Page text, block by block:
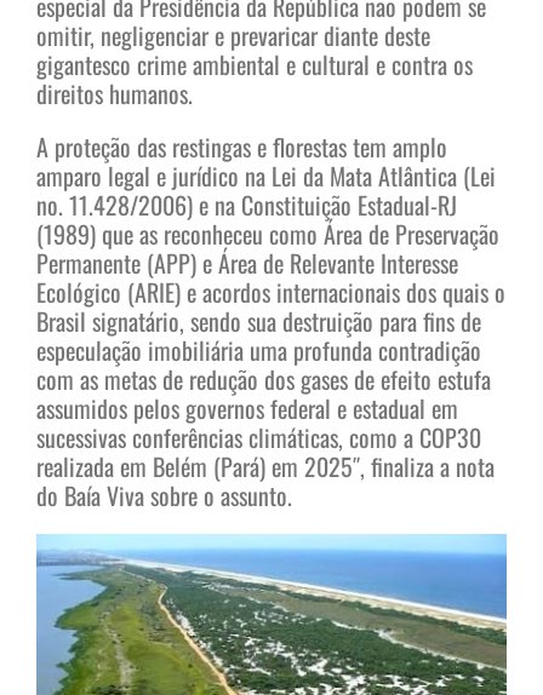
omitir, negligenciar e prevaricar diante deste
gigantesco crime ambiental e cultural e contra os
direitos humanos.
A proteção das restingas e florestas tem amplo
amparo legal e jurídico na Lei da Mata Atlântica (Lei
no. 11.428/2006) e na Constituição Estadual-RJ
(1989) que as reconheceu como Área de Preservação
Permanente (APP) e Área de Relevante Interesse
Ecológico (ARIE) e acordos internacionais dos quais o
Brasil signatário, sendo sua destruição para fins de
especulação imobiliária uma profunda contradição
com as metas de redução dos gases de efeito estufa
assumidos pelos governos federal e estadual em
sucessivas conferências climáticas, como a COP30
realizada em Belém (Pará) em 2025″, finaliza a nota
do Baía Viva sobre o assunto.